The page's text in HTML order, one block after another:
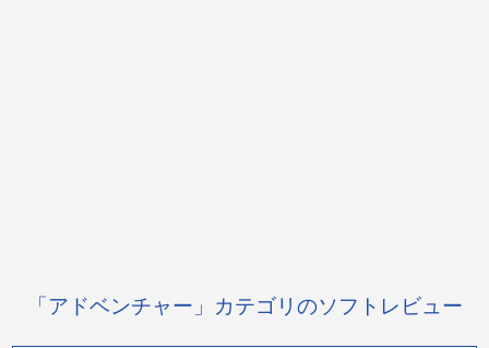
「アドベンチャー」カテゴリのソフトレビュー